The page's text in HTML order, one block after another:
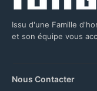
Issu d'une Famille
et son équipe vous
Nous Contacter